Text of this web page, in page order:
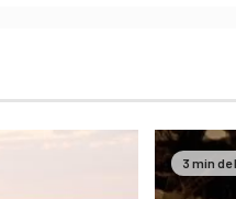
3 min